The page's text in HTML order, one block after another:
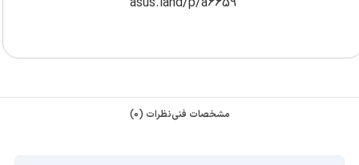
مشخصات فنینظرات (0)